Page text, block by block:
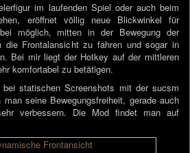
im laufenden Spiel oder auch beim
eröffnet völlig neue Blickwinkel für
möglich, mitten in der Bewegung der
die Frontalansicht zu fahren und sogar in
Bei mir liegt der Hotkey auf der mittleren
komfortabel zu betätigen.
statischen Screenshots mit der sucsm
seine Bewegungsfreiheit, gerade auch
verbessern. Die Mod findet man auf